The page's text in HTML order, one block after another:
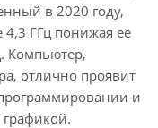
в 2020 году,
4,3 ГГц понижая ее
Компьютер,
отлично проявит
и